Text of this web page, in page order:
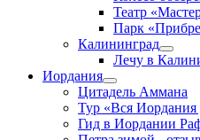
Театр
Парк
Калининград
Лечу в
Иордания
Цитадель Аммана
Тур «Вся Иордания
Гид в Иордании